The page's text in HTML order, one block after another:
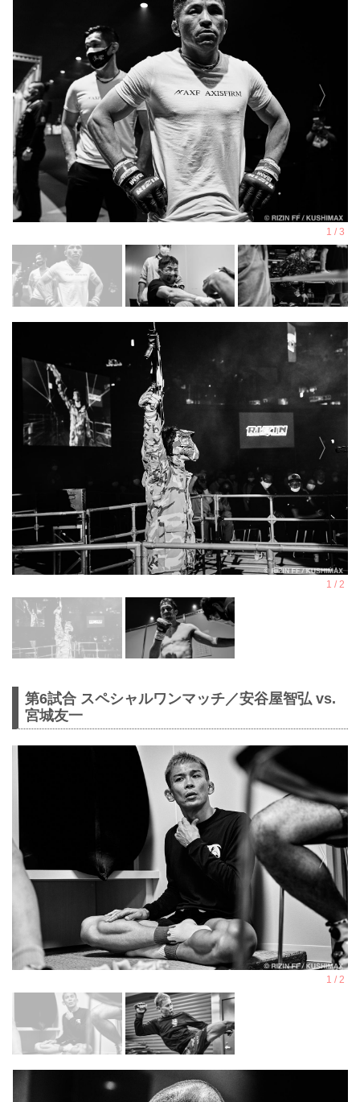
第6試合 スペシャルワンマッチ／安谷屋智弘 vs.
宮城友一